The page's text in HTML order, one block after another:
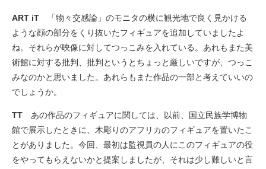
ART iT 「物々交感論」のモニタの横に観光地で良く見かける
ような顔の部分をくり抜いたフィギュアを追加していましたよ
ね。それらが映像に対してつっこみを入れている。あれもまた美
術館に対する批判、批判というとちょっと厳しいですが、つっこ
みなのかと思いました。あれらもまた作品の一部と考えていいの
でしょうか。
TT あの作品のフィギュアに関しては、以前、国立民族学博物
館で展示したときに、木彫りのアフリカのフィギュアを置いたこ
とがありました。今回、最初は監視員の人にこのフィギュアの役
をやってもらえないかと提案しましたが、それは少し難しいと言